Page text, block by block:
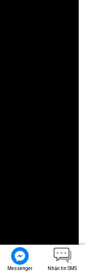
Messenger Nhắn tin SMS